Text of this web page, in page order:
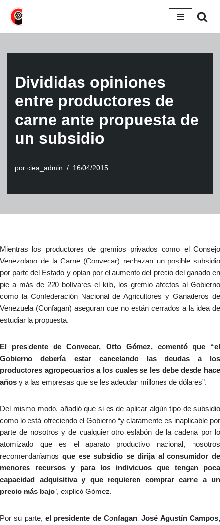
Saltar
Divididas opiniones
entre productores de
carne ante propuesta de
un subsidio
por ciea_admin 16/04/2015
Mientras los productores de gremios privados como el Consejo
Venezolano de la Carne (Convecar) rechazan un posible subsidio
por parte del Estado y optan por el aumento del precio del ganado en
pie a más de 220 bolívares el kilo, los gremio afectos al Gobierno
como la Confederación Nacional de Agricultores y Ganaderos de
Venezuela (Confagan) aseguran que no están cerrados a la idea de
estudiar la propuesta.
El presidente de Convecar, Otto Gómez, comentó que “el
Gobierno debería estar cancelando las deudas a los
productores agropecuarios a los cuales se les debe desde hace
años y a las empresas que se les adeudan millones de dólares”.
Del mismo modo, añadió que si es de aplicar algún tipo de subsidio
como lo está ofreciendo el Gobierno “y claramente es inaplicable por
parte de nosotros y de cualquier otro eslabón de la cadena por lo
atomizado que es el aparato productivo nacional, nosotros
recomendaríamos que ese subsidio se dirija al consumidor de
menores recursos y para los individuos que tengan poca
capacidad adquisitiva y que requieren comprar carne a un
precio más bajo”, explicó Gómez.
Por su parte, el presidente de Confagan, José Agustín Campos,